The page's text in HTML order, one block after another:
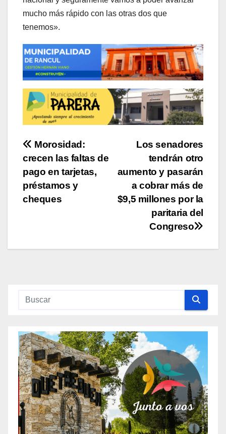
mucho más rápido con las otras dos que
tenemos».
Navegación
de
entradas
Los senadores
tendrán otro
aumento y pasarán
a cobrar más de
$9,5 millones por la
paritaria del
Congreso
Morosidad:
crecen las faltas de
pago en tarjetas,
préstamos y
cheques